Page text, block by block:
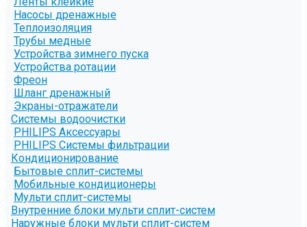
Насосы дренажные
Теплоизоляция
Трубы медные
Устройства зимнего пуска
Устройства ротации
Фреон
Шланг дренажный
Экраны-отражатели
Системы водоочистки
PHILIPS Аксессуары
PHILIPS Системы фильтрации
Кондиционирование
Бытовые сплит-системы
Мобильные кондиционеры
Мульти сплит-системы
Внутренние блоки мульти сплит-систем
Наружные блоки мульти сплит-систем